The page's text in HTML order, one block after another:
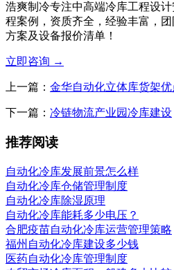
浩爽制冷专注中高端冷库工程设
程案例，资质齐全，经验丰富，
方案及设备报价清单！
立即咨询 →
上一篇： 金华自动化立体库货架优
下一篇： 冷链物流产业园冷库建设
推荐阅读
自动化冷库发展前景怎么样
自动化冷库仓储管理制度
自动化冷库除湿原理
自动化冷库能耗多少电压？
合肥疫苗自动化冷库运营管理策略
福州自动化冷库建设多少钱
医药自动化冷库管理制度